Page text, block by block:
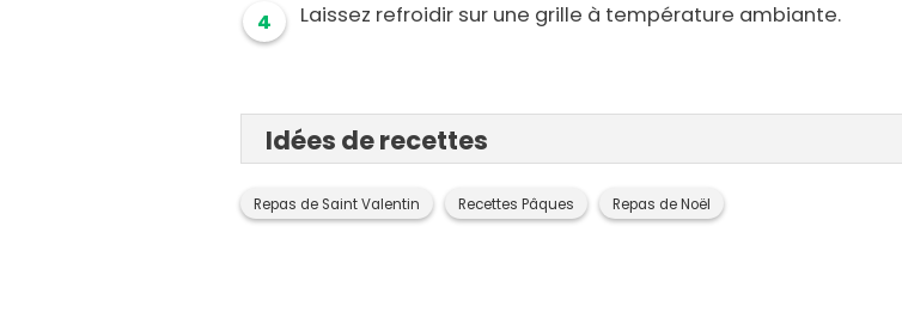
4 Laissez refroidir sur une grille à température ambiante.
Idées de recettes
Repas de Saint Valentin Recettes Pâques Repas de Noël